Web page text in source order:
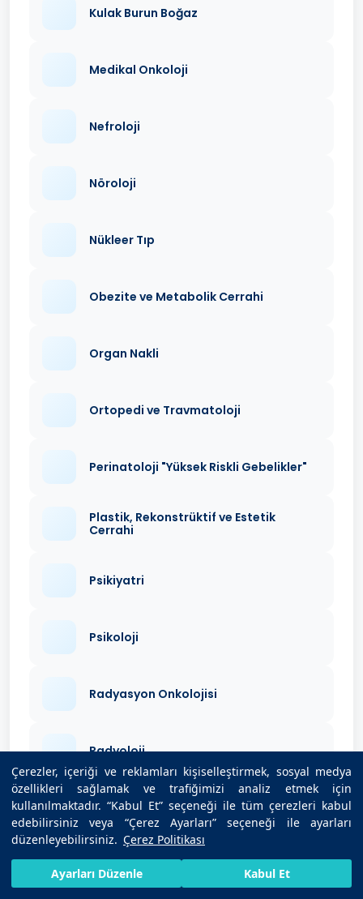
Çerezler, içeriği ve reklamları kişiselleştirmek, sosyal medya
özellikleri sağlamak ve trafiğimizi analiz etmek için
kullanılmaktadır. “Kabul Et” seçeneği ile tüm çerezleri kabul
edebilirsiniz veya “Çerez Ayarları” seçeneği ile ayarları
düzenleyebilirsiniz. Çerez Politikası
Ayarları Düzenle Kabul Et
Kulak Burun Boğaz
Medikal Onkoloji
Nefroloji
Nöroloji
Nükleer Tıp
Obezite ve Metabolik Cerrahi
Organ Nakli
Ortopedi ve Travmatoloji
Perinatoloji "Yüksek Riskli Gebelikler"
Plastik, Rekonstrüktif ve Estetik
Cerrahi
Psikiyatri
Psikoloji
Radyasyon Onkolojisi
Radyoloji
Romatoloji
Tıbbi Biyokimya
HIZLI RANDEVU AL BIZE ULAŞIN